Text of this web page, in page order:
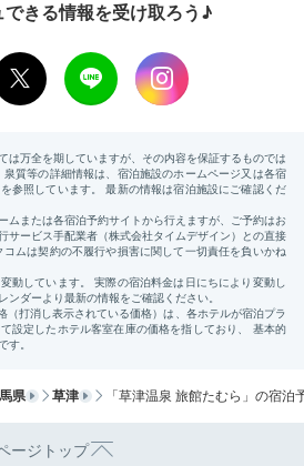
2日目
も◎
いろ
できる情報を受け取ろう♪
県 草津 「草津温泉 旅館たむら」の宿泊
ージトップ